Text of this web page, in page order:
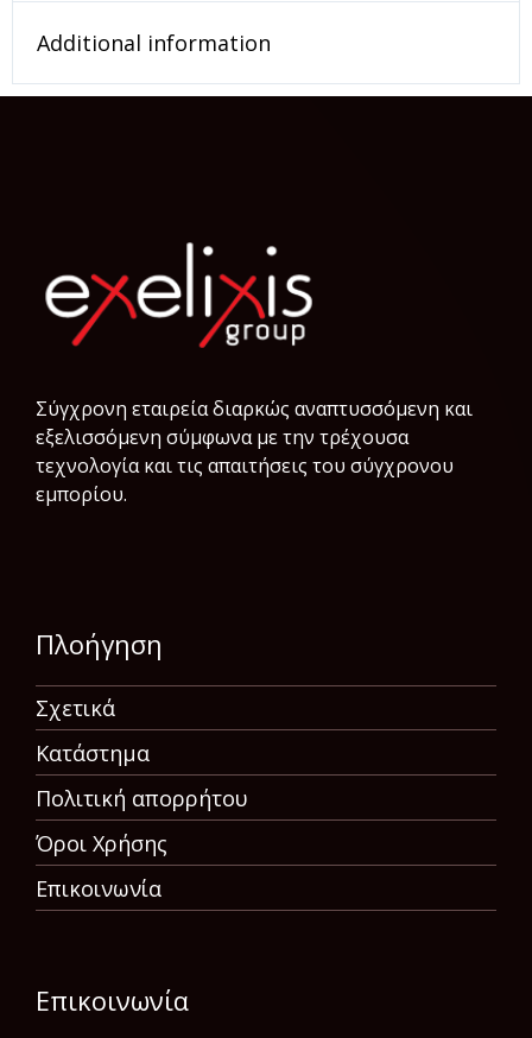
Additional information
Σύγχρονη εταιρεία διαρκώς αναπτυσσόμενη και
εξελισσόμενη σύμφωνα µε την τρέχουσα
τεχνολογία και τις απαιτήσεις του σύγχρονου
εμπορίου.
Πλοήγηση
Σχετικά
Κατάστημα
Πολιτική απορρήτου
Όροι Χρήσης
Επικοινωνία
Επικοινωνία